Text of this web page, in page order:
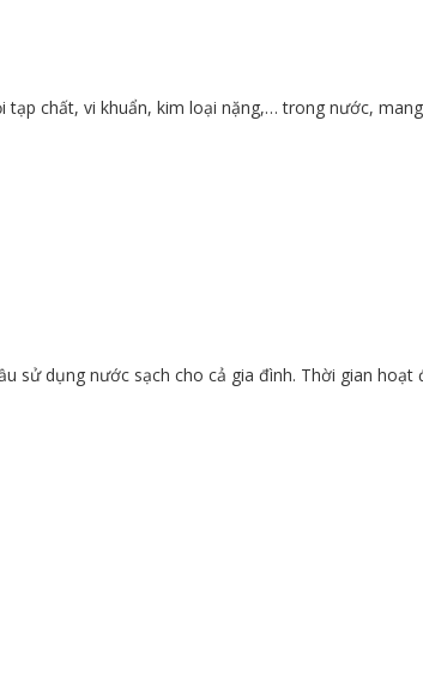
chất, vi khuẩn, kim loại nặng,… trong nước,
sử dụng nước sạch cho cả gia đình. Thời gian hoạt